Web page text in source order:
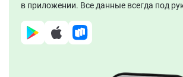
в приложении. Все данные всегда под